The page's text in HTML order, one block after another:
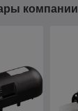
компании